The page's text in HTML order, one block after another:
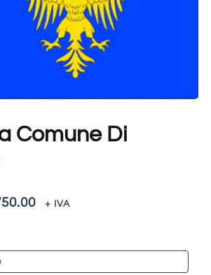
Comune Di
+ IVA